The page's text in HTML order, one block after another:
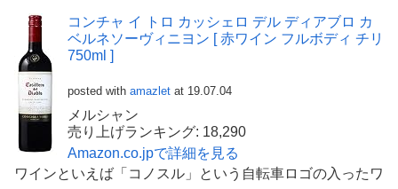
コンチャ イ トロ カッシェロ デル ディアブロ カ
ベルネソーヴィニヨン [ 赤ワイン フルボディ チリ
750ml ]
posted with amazlet at 19.07.04
メルシャン
売り上げランキング: 18,290
Amazon.co.jpで詳細を見る
ワインといえば「コノスル」という自転車ロゴの入ったワ